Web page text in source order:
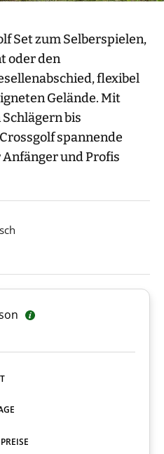
Set zum Selberspielen,
oder den
flexibel
Gelände. Mit
bis
spannende
und Profis